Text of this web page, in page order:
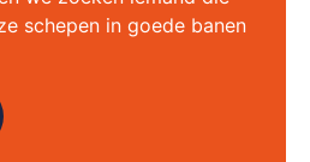
schepen in goede banen